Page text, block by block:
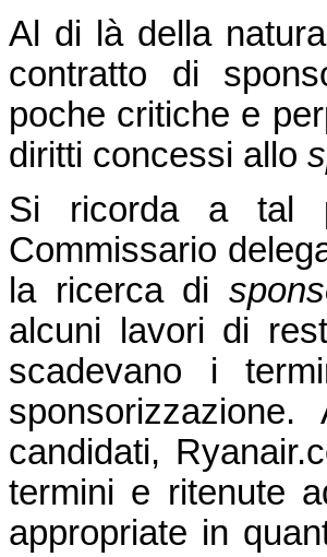
Al di là della
contratto di
poche critiche e
diritti concessi allo
Si ricorda a tal
Commissario
la ricerca di
alcuni lavori di
scadevano i
candidati,
termini e ritenute
appropriate in